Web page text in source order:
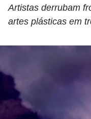
Artistas derrubam
artes plásticas em